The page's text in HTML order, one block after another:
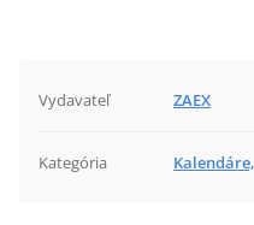
Vydavateľ ZAEX
Kategória